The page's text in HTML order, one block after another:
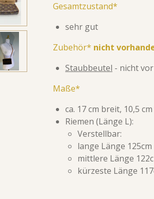
Gesamtzustand*
sehr gut
Zubehör* nicht
Staubbeutel - nicht
Maße*
ca. 17 cm breit, 10,5
Riemen (Länge L):
Verstellbar:
lange Länge 125cm
mittlere Länge
kürzeste Länge